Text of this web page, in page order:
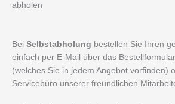
abholen
Bei Selbstabholung bestellen Sie Ihren
einfach per E-Mail über das Bestellformular
(welches Sie in jedem Angebot vorfinden)
Servicebüro unserer freundlichen